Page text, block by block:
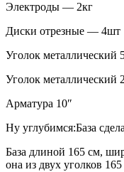
Электроды — 2кг
Диски отрезные — 4шт
Уголок металлический
Уголок металлический
Арматура 10″
Ну углубимся:База
База длиной 165 см,
она из двух уголков